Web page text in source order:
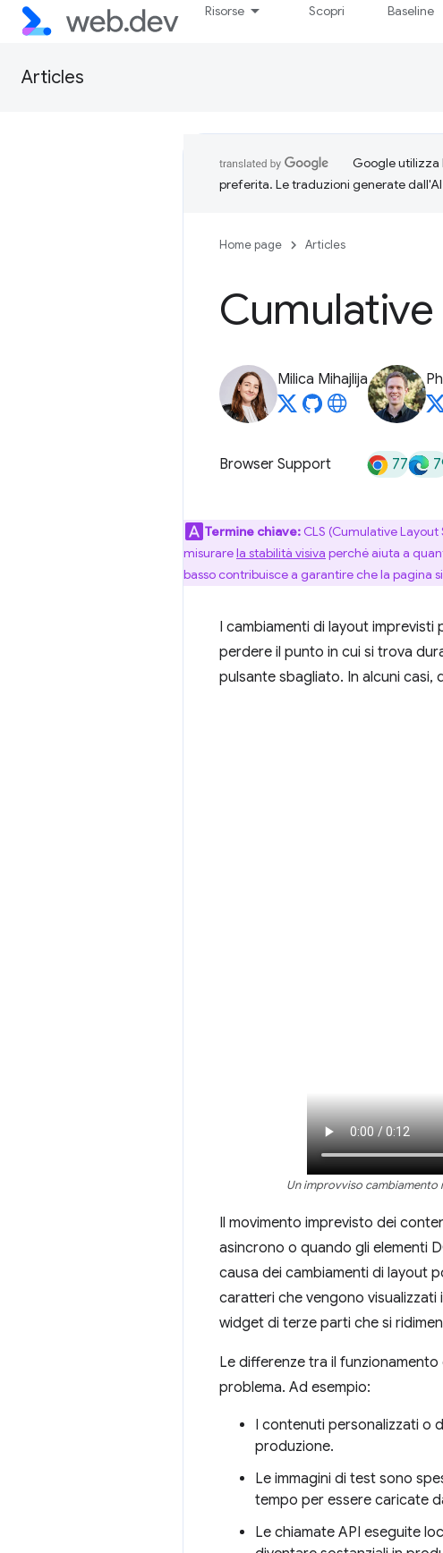
Risorse Scopri Baseline
Articles
Google utilizza
preferita. Le traduzioni generate
Home page Articles
Milica Mihajlija
Browser Support 77
Termine chiave: CLS (Cumulative
misurarela stabilità visiva perché aiuta a
basso contribuisce a garantire che la pagina
I cambiamenti di layout
perdere il punto in cui si trova
pulsante sbagliato. In alcuni casi,
Un improvviso cambiamento
Il movimento imprevisto dei
asincrono o quando gli elementi
causa dei cambiamenti di layout
caratteri che vengono visualizzati
widget di terze parti che si
Le differenze tra il
problema. Ad esempio:
I contenuti personalizzati o
produzione.
Le immagini di test sono
tempo per essere caricate
Le chiamate API eseguite